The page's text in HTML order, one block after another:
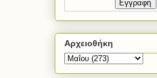
Αρχειοθήκη